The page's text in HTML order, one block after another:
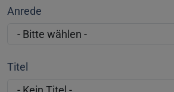
Anrede
Titel